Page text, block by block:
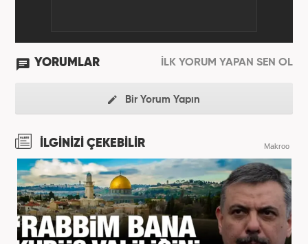
YORUMLAR İLK YORUM YAPAN SEN OL
Bir Yorum Yapın
İLGİNİZİ ÇEKEBİLİR Makroo